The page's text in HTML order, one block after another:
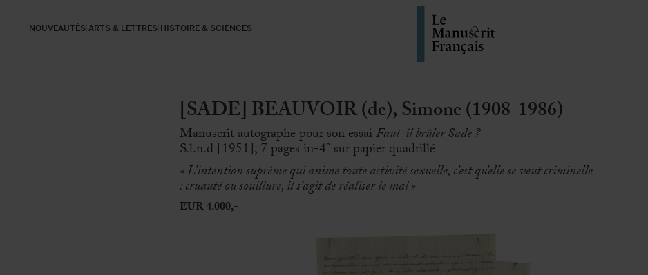
NOUVEAUTÉS ARTS & LETTRES HISTOIRE & SCIENCES
[SADE] BEAUVOIR (de), Simone (1908-1986)
Manuscrit autographe pour son essaiFaut-il brûler Sade ?
S.l.n.d [1951], 7 pages in-4° sur papier quadrillé
«L’intention suprême qui anime toute activité sexuelle, c’est qu’elle se veut criminelle
: cruauté ou souillure, il s’agit de réaliser le mal»
EUR 4.000,-